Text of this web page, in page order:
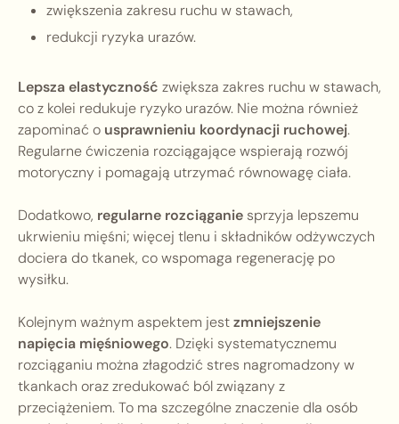
zwiększenia zakresu ruchu w stawach,
redukcji ryzyka urazów.
Lepsza elastyczność zwiększa zakres ruchu w stawach,
co z kolei redukuje ryzyko urazów. Nie można również
zapominać o usprawnieniu koordynacji ruchowej.
Regularne ćwiczenia rozciągające wspierają rozwój
motoryczny i pomagają utrzymać równowagę ciała.
Dodatkowo, regularne rozciąganie sprzyja lepszemu
ukrwieniu mięśni; więcej tlenu i składników odżywczych
dociera do tkanek, co wspomaga regenerację po
wysiłku.
Kolejnym ważnym aspektem jestzmniejszenie
napięcia mięśniowego. Dzięki systematycznemu
rozciąganiu można złagodzić stres nagromadzony w
tkankach oraz zredukować ból związany z
przeciążeniem. To ma szczególne znaczenie dla osób